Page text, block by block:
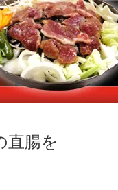
直腸を